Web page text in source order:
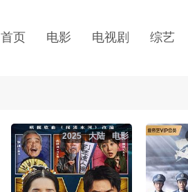
首页 电影 电视剧 综艺
电影
大陆
2025